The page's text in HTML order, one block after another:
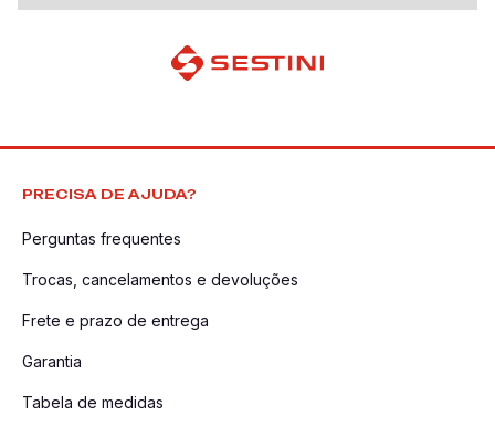
PRECISA DE AJUDA?
Perguntas frequentes
Trocas, cancelamentos e devoluções
Frete e prazo de entrega
Garantia
Tabela de medidas